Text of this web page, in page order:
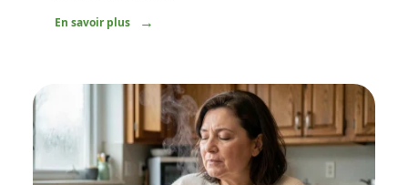
En savoir plus